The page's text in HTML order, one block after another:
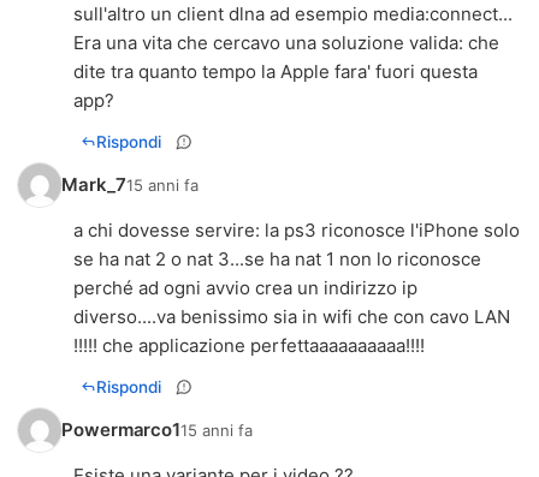
sull'altro un client dlna ad esempio media:connect...
Era una vita che cercavo una soluzione valida: che
dite tra quanto tempo la Apple fara' fuori questa
app?
Rispondi
Mark_715 anni fa
a chi dovesse servire: la ps3 riconosce l'iPhone solo
se ha nat 2 o nat 3...se ha nat 1 non lo riconosce
perché ad ogni avvio crea un indirizzo ip
diverso....va benissimo sia in wifi che con cavo LAN
!!!!! che applicazione perfettaaaaaaaaaa!!!!
Rispondi
Powermarco115 anni fa